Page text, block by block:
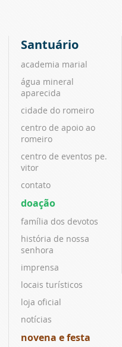
Santuário
academia marial
água mineral
aparecida
cidade do romeiro
centro de apoio ao
romeiro
centro de eventos pe.
vitor
contato
doação
família dos devotos
história de nossa
senhora
imprensa
locais turísticos
loja oficial
notícias
novena e festa